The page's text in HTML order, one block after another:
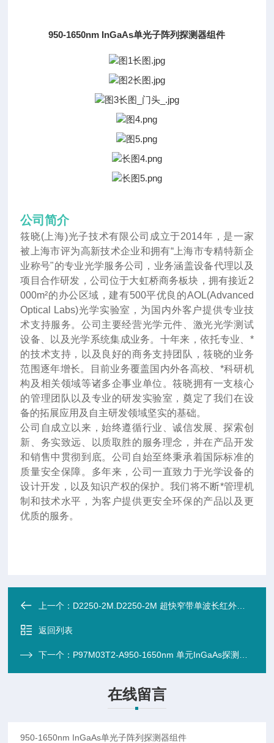
950-1650nm InGaAs单光子阵列探测器组件
公司简介
筱晓(上海)光子技术有限公司成立于2014年 ， 是一家
被上海市评为高新技术企业和拥有“上海市专精特新企
业称号"的专业光学服务公司，业务涵盖设备代理以及
项目合作研发，公司位于大虹桥商务板块，拥有接近2
000m²的办公区域，建有500平优良的AOL(Advanced
Optical Labs)光学实验室，为国内外客户提供专业技
术支持服务。公司主要经营光学元件、激光光学测试
设备、以及光学系统集成业务。十年来 ，依托专业、*
的技术支持，以及良好的商务支持团队，筱晓的业务
范围逐年增长。目前业务覆盖国内外各高校、*科研机
构及相关领域等诸多企事业单位。筱晓拥有一支核心
的管理团队以及专业的研发实验室，奠定了我们在设
备的拓展应用及自主研发领域坚实的基础。
公司自成立以来，始终遵循行业、诚信发展、探索创
新、务实致远、以质取胜的服务理念，并在产品开发
和销售中贯彻到底。公司自始至终秉承着国际标准的
质量安全保障。多年来，公司一直致力于光学设备的
设计开发，以及知识产权的保护。我们将不断*管理机
制和技术水平，为客户提供更安全环保的产品以及更
优质的服务。
上一个： D2250-2M.D2250-2M 超快窄带单波长红外探测器 2.2-5.0um
返回列表
下一个： P97M03T2-A950-1650nm 单元InGaAs探测器 二级TEC 感光Φ300um
在线留言